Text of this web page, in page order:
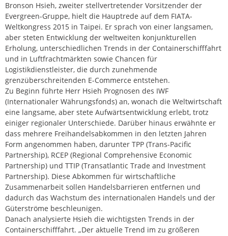
Bronson Hsieh, zweiter stellvertretender Vorsitzender der
Evergreen-Gruppe, hielt die Hauptrede auf dem FIATA-
Weltkongress 2015 in Taipei. Er sprach von einer langsamen,
aber steten Entwicklung der weltweiten konjunkturellen
Erholung, unterschiedlichen Trends in der Containerschifffahrt
und in Luftfrachtmärkten sowie Chancen für
Logistikdienstleister, die durch zunehmende
grenzüberschreitenden E-Commerce entstehen.
Zu Beginn führte Herr Hsieh Prognosen des IWF
(Internationaler Währungsfonds) an, wonach die Weltwirtschaft
eine langsame, aber stete Aufwärtsentwicklung erlebt, trotz
einiger regionaler Unterschiede. Darüber hinaus erwähnte er
dass mehrere Freihandelsabkommen in den letzten Jahren
Form angenommen haben, darunter TPP (Trans-Pacific
Partnership), RCEP (Regional Comprehensive Economic
Partnership) und TTIP (Transatlantic Trade and Investment
Partnership). Diese Abkommen für wirtschaftliche
Zusammenarbeit sollen Handelsbarrieren entfernen und
dadurch das Wachstum des internationalen Handels und der
Güterströme beschleunigen.
Danach analysierte Hsieh die wichtigsten Trends in der
Containerschifffahrt. „Der aktuelle Trend im zu größeren